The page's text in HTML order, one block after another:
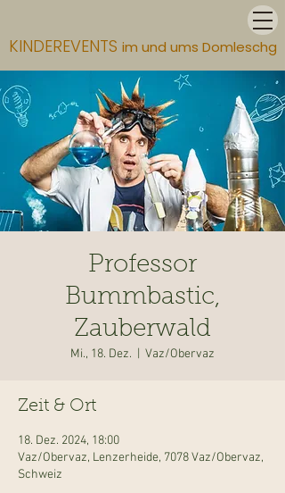
KINDEREVENTS im und ums Domleschg
Professor
Bummbastic,
Zauberwald
Mi., 18. Dez. Vaz/Obervaz
Zeit & Ort
18. Dez. 2024, 18:00
Vaz/Obervaz, Lenzerheide, 7078 Vaz/Obervaz,
Schweiz